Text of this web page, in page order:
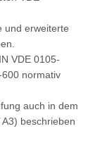
und erweiterte
VDE 0105-
600 normativ
auch in dem
beschrieben